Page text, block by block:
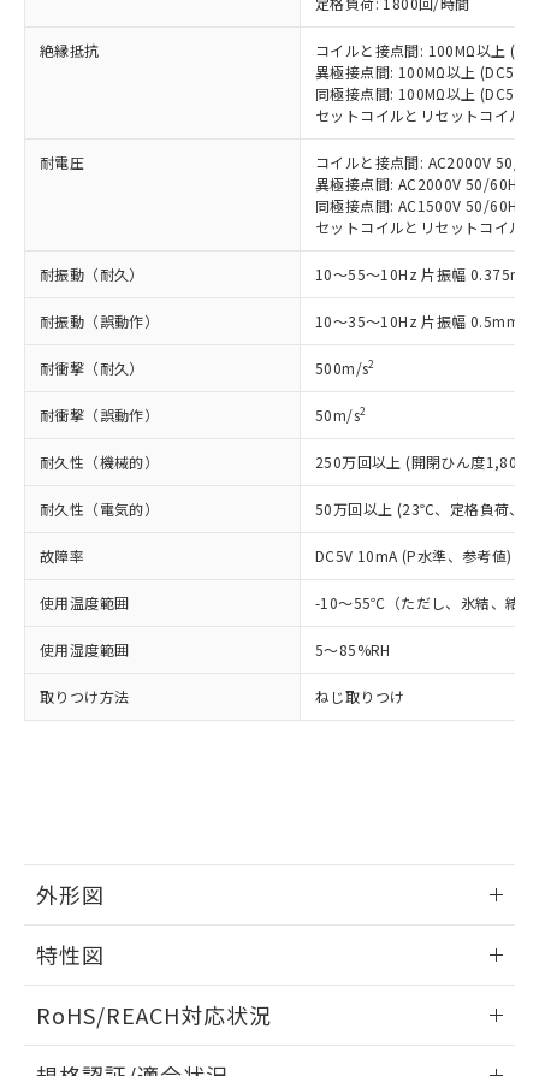
絶縁抵抗
コイルと接点間: 100MΩ以上
異極接点間: 100MΩ以上
同極接点間: 100MΩ以上
セットコイルとリセットコイル
耐電圧
コイルと接点間: AC2000V 50/
異極接点間: AC2000V 50/60Hz
同極接点間: AC1500V 50/60Hz
セットコイルとリセットコイル
耐振動（耐久） 10～55～10Hz 片振幅
耐振動（誤動作） 10～35～10Hz 片振幅 0.5mm (
耐衝撃（耐久） 500m/s2
耐衝撃（誤動作） 50m/s2
耐久性（機械的） 250万回以上 (開閉ひん度1,800
耐久性（電気的） 50万回以上 (23℃、定格負荷、
故障率 DC5V 10mA (P水準、参考値) (
使用温度範囲 -10～55℃（ただし、氷結、結露
使用湿度範囲 5～85%RH
取りつけ方法 ねじ取りつけ
外形図
外形図
特性図
電気的寿命曲線
RoHS/REACH対応状況
記載している更新日時点での社内デー
タに基づき作成されるものであり、閲
覧された時点での実際の在庫および標
準価格とは異なる場合があることをご
正式な納期状況および標準価格はお客
様のお取引先、またはお客様担当のオ
ムロン制御機器販売店・当社販売員に
オムロン制御機器販売店や当社販売拠
販売ネットワーク
」をご確認
在庫状況および標準価格結果を当社の
事前の承諾なく第三者に漏洩または開
示しないようお願いします。
マイパーツ機能（部品リスト作成サー
ビス）をご利用いただくには、I-Web
メンバーズにご登録されている必要が
お客様が当ウェブサイト上で当社にご
登録された部品リストについて、当社
および当社の共同利用者が、当社の製
品・サービスに関するお客様との取
引・商談に必要な範囲で利用すること
※当社の共同利用者とは、"個人情報
の共同利用に関して"
の「1.共同利
用者の範囲」に記載されている法人を
鉛(Pb) 1000ppm以下、 水銀(Hg) 1000ppm以下、 カド
六価クロム(Cr(Ⅵ)) 1000ppm以下、ポリ臭化ビフェニル
類(PBB) 1000ppm以下、ポリ臭化ジフェニルエーテル類
(PBDE) 1000ppm以下、フタル酸ビス(2-エチルヘキシ
ル) (DEHP)(別名：DOP) 1000ppm以下、フタル酸ブチ
ルベンジル（BBP） 1000ppm以下、フタル酸ジブチル
（DBP） 1000ppm以下、フタル酸ジイソブチル
但し、RoHS指令で産業用監視および制御機器に対する
フタル酸エステル類の４物質については閾値を超える意
図的な使用がないことを確認しています。
部品在庫の切り替え状況などにより、予定
月が前後することがあります。
※3 非含有証明書ダウンロード
下記の非含有証明書をダウンロードするこ
とができます。
EU RoHS指令（10物質）の非含有証明書
51物質の非含有証明書（当社基準）
※本証明書は発行日時点で非含有を証明す
るもので、過去に遡って非含有を証明する
既に当社にて対応品への在庫切替を完了
していることから、特段のことがない限
り、2022年1月12日より割愛しておりま
す。
*中国RoHS10物質の基準値 (GB/T26572)：
Pb(鉛) :1000ppm、 Hg(水銀) : 1000ppm、 Cd(カドミウ
Cr(Ⅵ)(六価クロム) : 1000ppm、 PBBs(ポリ臭化ビフェ
DBP(フタル酸ジブチル) : 1000ppm、 DIBP(フタル酸ジ
イソブチル) : 1000ppm、 BBP(フタル酸ブチルベンジ
DEHP(フタル酸ビス(2-エチルヘキシル)) : 1000ppm
※2 環境保護使用期限
「ｅ」：有害物質（10物質）のすべてが基
準値以下であることを示します。
「10」：通常の使用状況下において有害物
質が外部に漏えいし、環境に深刻な影響を
及ぼさない年数を意味します。
「－」：未確認です。当社販売部門へお問
（以下｢規制貨物等」という）を輸出
または国外への提供する場合は、日本
国政府の輸出許可(または役務取引許
可)を取得するなどの必要な手続きを
当社は規制貨物を破棄する場合は、完
全に破砕するなど、違法に輸出されな
いよう必要な手段を講じます。
当社は貴社製品を、核兵器、ミサイ
武器並びにこれらの製造装置等に一切
当社は、貴社製品を第三者に販売する
場合は、上記1、2および3の内容を当
該第三者に通知します。また当社は、
販売先および販売に係わる関係者が違
法に輸出するおそれがある場合は、取
り引きをいたしません。
キャンセル
一定数には満たないが在庫あり
在庫なし(最新の在庫状況につ
いては、お客様のお取引先、ま
たはお客様担当のオムロン制御
機器販売店・当社販売員にご確
空
受注生産機種、また在庫状況の
情報を公開していない機種